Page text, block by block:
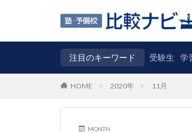
注目のキーワード 受験生 学
HOME 2020年 11月
MONTH